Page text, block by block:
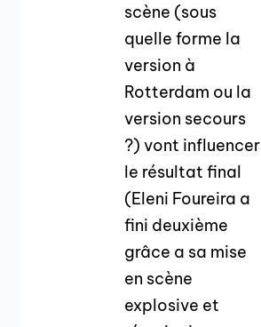
scène (sous
quelle forme la
version à
Rotterdam ou la
version secours
?) vont influencer
le résultat final
(Eleni Foureira a
fini deuxième
grâce a sa mise
en scène
explosive et